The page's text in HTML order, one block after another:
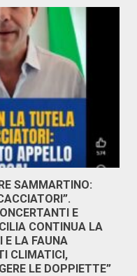
SAMMARTINO:
E
CONTINUA LA
E LA FAUNA
CLIMATICI,
LE DOPPIETTE”